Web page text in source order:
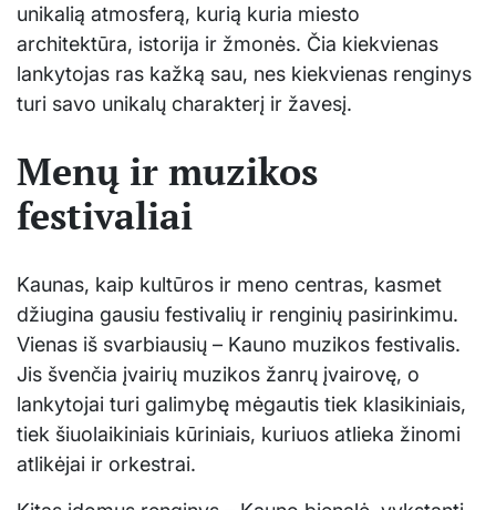
unikalią atmosferą, kurią kuria miesto
architektūra, istorija ir žmonės. Čia kiekvienas
lankytojas ras kažką sau, nes kiekvienas renginys
turi savo unikalų charakterį ir žavesį.
Menų ir muzikos
festivaliai
Kaunas, kaip kultūros ir meno centras, kasmet
džiugina gausiu festivalių ir renginių pasirinkimu.
Vienas iš svarbiausių – Kauno muzikos festivalis.
Jis švenčia įvairių muzikos žanrų įvairovę, o
lankytojai turi galimybę mėgautis tiek klasikiniais,
tiek šiuolaikiniais kūriniais, kuriuos atlieka žinomi
atlikėjai ir orkestrai.